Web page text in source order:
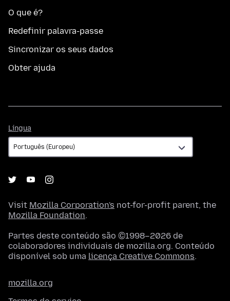
O que é?
Redefinir palavra-passe
Sincronizar os seus dados
Obter ajuda
Língua
Visit Mozilla Corporation's not-for-profit parent, the
Mozilla Foundation.
Partes deste conteúdo são ©1998–2026 de
colaboradores individuais de mozilla.org. Conteúdo
disponível sob uma licença Creative Commons.
mozilla.org